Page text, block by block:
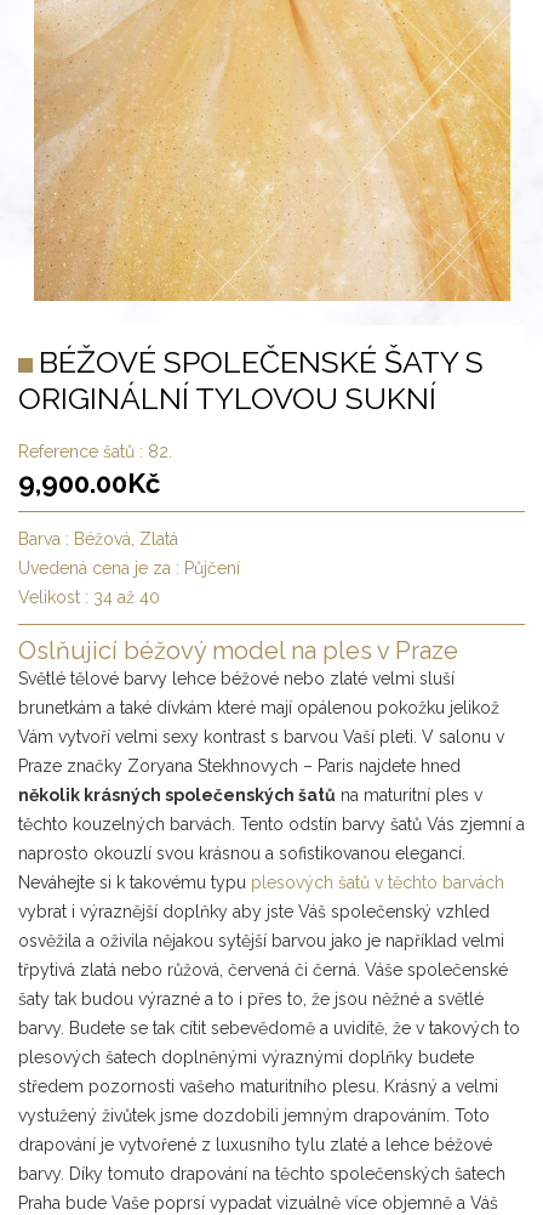
BÉŽOVÉ SPOLEČENSKÉ ŠATY S
ORIGINÁLNÍ TYLOVOU SUKNÍ
Reference šatů : 82.
9,900.00Kč
Barva : Béžová, Zlatá
Uvedená cena je za : Půjčení
Velikost : 34 až 40
Oslňujicí béžový model na ples v Praze
Světlé tělové barvy lehce béžové nebo zlaté velmi sluší
brunetkám a také dívkám které mají opálenou pokožku jelikož
Vám vytvoří velmi sexy kontrast s barvou Vaší pleti. V salonu v
Praze značky Zoryana Stekhnovych – Paris najdete hned
několik krásných společenských šatů na maturitní ples v
těchto kouzelných barvách. Tento odstín barvy šatů Vás zjemní a
naprosto okouzlí svou krásnou a sofistikovanou elegancí.
Neváhejte si k takovému typu plesových šatů v těchto barvách
vybrat i výraznější doplňky aby jste Váš společenský vzhled
osvěžila a oživila nějakou sytější barvou jako je například velmi
třpytivá zlatá nebo růžová, červená či černá. Váše společenské
šaty tak budou výrazné a to i přes to, že jsou něžné a světlé
barvy. Budete se tak cítit sebevědomě a uvidítě, že v takových to
plesových šatech doplněnými výraznými doplňky budete
středem pozornosti vašeho maturitního plesu. Krásný a velmi
vystužený živůtek jsme dozdobili jemným drapováním. Toto
drapování je vytvořené z luxusního tylu zlaté a lehce béžové
barvy. Díky tomuto drapování na těchto společenských šatech
Praha bude Vaše poprsí vypadat vizuálně více objemně a Váš